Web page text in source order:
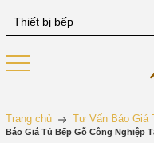
Trang chủ Tư Vấn Báo Giá
Báo Giá Tủ Bếp Gỗ Công Nghiệp